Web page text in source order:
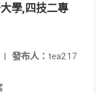
學,四技二專
發布人： tea217
|